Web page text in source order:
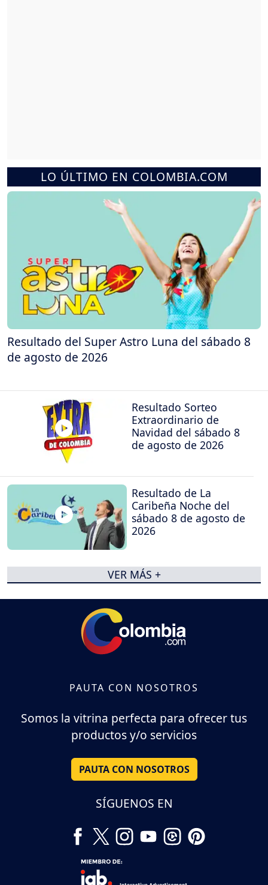
LO ÚLTIMO EN COLOMBIA.COM
Resultado del Super Astro Luna del sábado 8
de agosto de 2026
Resultado Sorteo
Extraordinario de
Navidad del sábado 8
de agosto de 2026
Resultado de La
Caribeña Noche del
sábado 8 de agosto de
2026
VER MÁS +
PAUTA CON NOSOTROS
Somos la vitrina perfecta para ofrecer tus
productos y/o servicios
PAUTA CON NOSOTROS
SÍGUENOS EN